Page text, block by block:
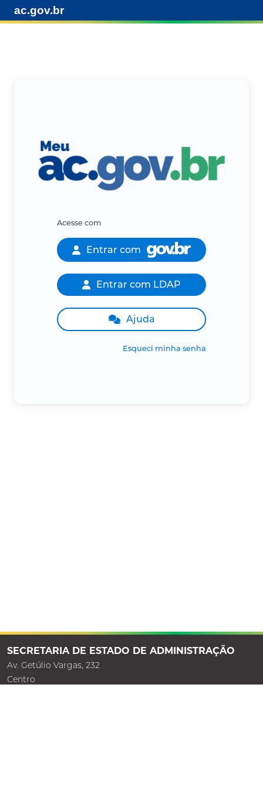
ac.gov.br
Acesse com
Entrar com
Entrar com LDAP
Ajuda
Esqueci minha senha
SECRETARIA DE ESTADO DE ADMINISTRAÇÃO
Av. Getúlio Vargas, 232
Centro